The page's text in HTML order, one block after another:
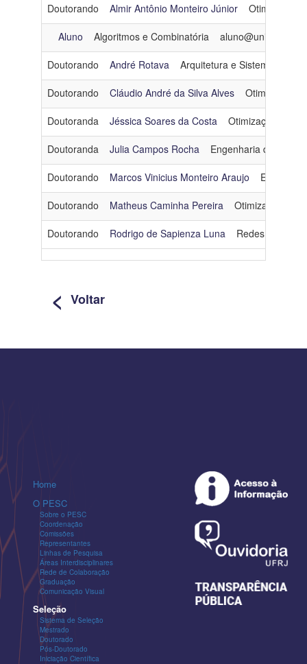
Nível
Nome
Linha
de
Pesquisa
Ingresso
Categoria
Doutorando
Almir Antônio Monteiro Júnior Otimização
Aluno Algoritmos e Combinatória
Doutorando André Rotava Arquitetura e Sistemas
Doutorando Cláudio André da Silva Alves Otimização
Doutoranda Jéssica Soares da Costa Otimização
Doutoranda Julia Campos Rocha Engenharia de
Doutorando Marcos Vinicius Monteiro Araujo
Doutorando Matheus Caminha Pereira Otimização
Doutorando Rodrigo de Sapienza Luna Redes de
< Voltar
Home
O PESC
Sobre o PESC
Coordenação
Comissões
Representantes
Linhas de Pesquisa
Áreas Interdisciplinares
Rede de Colaboração
Graduação
Comunicação Visual
Seleção
Sistema de Seleção
Mestrado
Doutorado
Pós-Doutorado
Iniciação Científica